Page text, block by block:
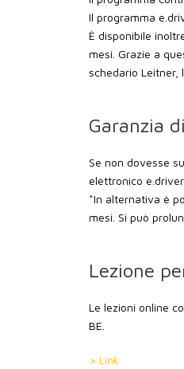
Il programma
È disponibile
mesi. Grazie a
schedario Leitner,
Garanzia
Se non dovesse
elettronico
*In alternativa è
mesi. Si può
Lezione
Le lezioni online
BE.
> Link